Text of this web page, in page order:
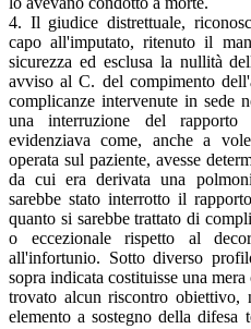
4. Il giudice distrettuale,
capo all'imputato, ritenuto il
sicurezza ed esclusa la nullità
avviso al C. del compimento
complicanze intervenute in sede
una interruzione del
evidenziava come, anche a
operata sul paziente, avesse
da cui era derivata una
sarebbe stato interrotto il
quanto si sarebbe trattato di
o eccezionale rispetto al
all'infortunio. Sotto diverso
sopra indicata costituisse una
trovato alcun riscontro obiettivo,
elemento a sostegno della difesa